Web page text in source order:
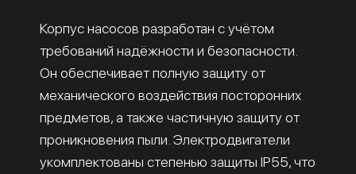
Корпус насосов разработан с учётом
требований надёжности и безопасности.
Он обеспечивает полную защиту от
механического воздействия посторонних
предметов, а также частичную защиту от
проникновения пыли. Электродвигатели
укомплектованы степенью защиты IP55, что